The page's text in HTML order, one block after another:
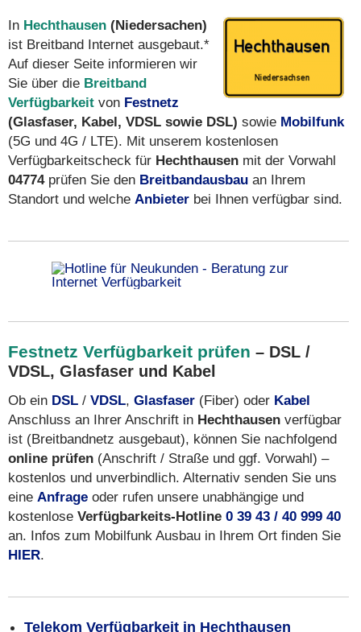
In Hechthausen (Niedersachen)
ist Breitband Internet ausgebaut.*
Auf dieser Seite informieren wir
Sie über die Breitband
Verfügbarkeit von Festnetz
(Glasfaser, Kabel, VDSL sowie DSL) sowie Mobilfunk
(5G und 4G / LTE). Mit unserem kostenlosen
Verfügbarkeitscheck für Hechthausen mit der Vorwahl
04774prüfen Sie den Breitbandausbau an Ihrem
Standort und welche Anbieter bei Ihnen verfügbar sind.
Festnetz Verfügbarkeit prüfen – DSL /
VDSL, Glasfaser und Kabel
Ob ein DSL / VDSL, Glasfaser (Fiber) oder Kabel
Anschluss an Ihrer Anschrift in Hechthausen verfügbar
ist (Breitbandnetz ausgebaut), können Sie nachfolgend
online prüfen (Anschrift / Straße und ggf. Vorwahl) –
kostenlos und unverbindlich. Alternativ senden Sie uns
eine Anfrage oder rufen unsere unabhängige und
kostenlose Verfügbarkeits-Hotline 0 39 43 / 40 999 40
an. Infos zum Mobilfunk Ausbau in Ihrem Ort finden Sie
HIER.
Telekom Verfügbarkeit in Hechthausen